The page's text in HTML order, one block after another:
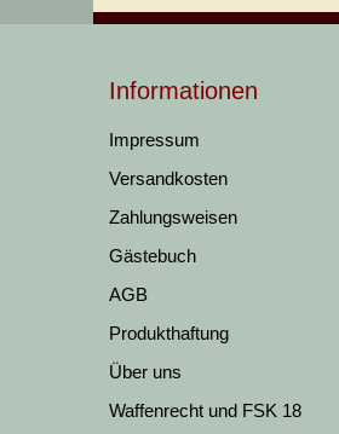
Informationen
Impressum
Versandkosten
Zahlungsweisen
Gästebuch
AGB
Produkthaftung
Über uns
Waffenrecht und FSK 18